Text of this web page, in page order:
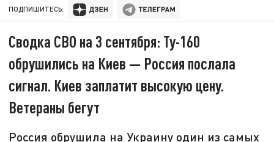
ПОДПИШИТЕСЬ:
Сводка СВО на 3 сентября: Ту-160
обрушились на Киев — Россия послала
сигнал. Киев заплатит высокую цену.
Ветераны бегут
Россия обрушила на Украину один из самых